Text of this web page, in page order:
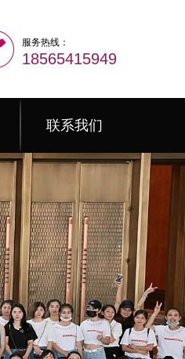
服务热线：
18565415949
联系我们